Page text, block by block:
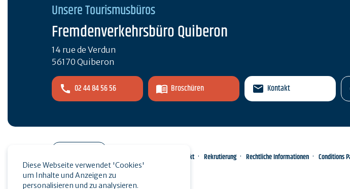
Unsere Tourismusbüros
Fremdenverkehrsbüro Quiberon
14 rue de Verdun
56170 Quiberon
02 44 84 56 56 Broschüren Kontakt
Presse
Kontakt Rekrutierung Rechtliche Informationen Conditions
Diese Webseite verwendet 'Cookies'
um Inhalte und Anzeigen zu
personalisieren und zu analysieren.